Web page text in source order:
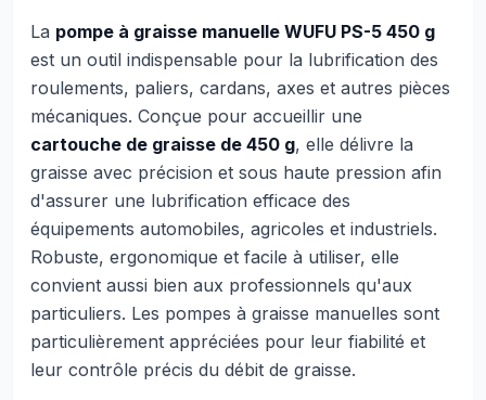
La pompe à graisse manuelle WUFU PS-5 450 g
est un outil indispensable pour la lubrification des
roulements, paliers, cardans, axes et autres pièces
mécaniques. Conçue pour accueillir une
cartouche de graisse de 450 g, elle délivre la
graisse avec précision et sous haute pression afin
d'assurer une lubrification efficace des
équipements automobiles, agricoles et industriels.
Robuste, ergonomique et facile à utiliser, elle
convient aussi bien aux professionnels qu'aux
particuliers. Les pompes à graisse manuelles sont
particulièrement appréciées pour leur fiabilité et
leur contrôle précis du débit de graisse.